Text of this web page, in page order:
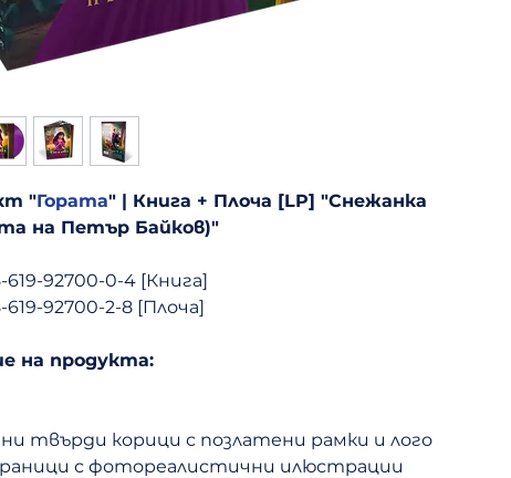
"Гората" | Книга + Плоча [LP] "Снежанка
на Петър Байков)"
619-92700-0-4 [Книга]
619-92700-2-8 [Плоча]
на продукта:
твърди корици с позлатени рамки и лого
с фотореалистични илюстрации